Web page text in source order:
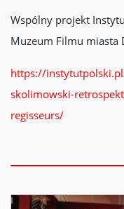
Wspólny projekt
Muzeum Filmu miasta
https://
skolimowski-
regisseurs/